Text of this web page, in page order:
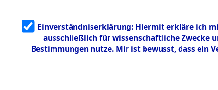
5.3.2
g
5.3.3
Todesmärsch
und
Einverständniserklärung: Hiermit erkläre ich
ausschließlich für wissenschaftliche Zwecke
Bestimmungen nutze. Mir ist bewusst, dass ein